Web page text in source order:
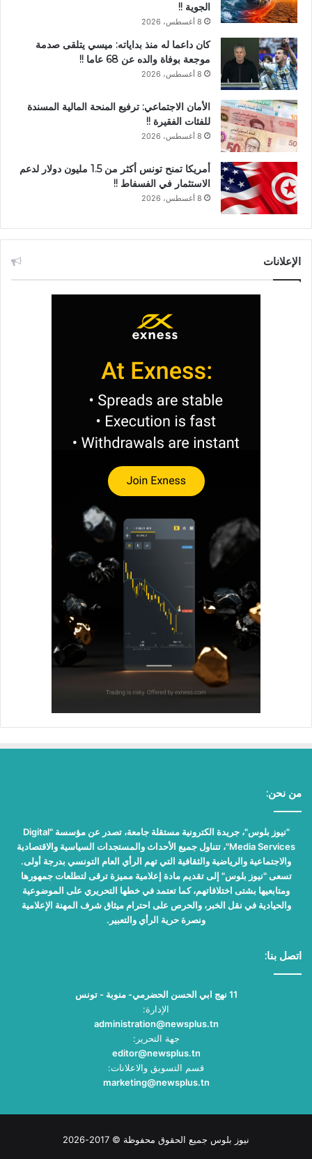
الجوية !!
8 أغسطس، 2026
كان داعما له منذ بداياته: ميسي يتلقى صدمة
موجعة بوفاة والده عن 68 عاما !!
8 أغسطس، 2026
الأمان الاجتماعي: ترفيع المنحة المالية المسندة
للفئات الفقيرة !!
8 أغسطس، 2026
أمريكا تمنح تونس أكثر من 1.5 مليون دولار لدعم
الاستثمار في الفسفاط !!
8 أغسطس، 2026
الإعلانات
من نحن:
"نيوز بلوس"، جريدة الكترونية مستقلة جامعة، تصدر عن مؤسسة "Digital
Media Services"، تتناول جميع الأحداث والمستجدات السياسية والاقتصادية
والاجتماعية والرياضية والثقافية التي تهم الرأي العام التونسي بدرجة أولى.
تسعى "نيوز بلوس" إلى تقديم مادة إعلامية مميزة ترقى لتطلعات جمهورها
ومتابعيها بشتى اختلافاتهم، كما تعتمد في خطها التحريري على الموضوعية
والحيادية في نقل الخبر، والحرص على احترام ميثاق شرف المهنة الإعلامية
ونصرة حرية الرأي والتعبير.
اتصل بنا:
11 نهج ابي الحسن الحضرمي- منوبة - تونس
الإدارة:
administration@newsplus.tn
جهة التحرير:
editor@newsplus.tn
قسم التسويق والاعلانات:
marketing@newsplus.tn
نيوز بلوس جميع الحقوق محفوظة © 2017-2026